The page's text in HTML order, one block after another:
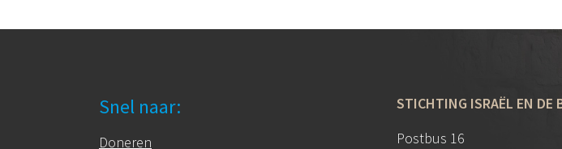
Snel naar:
Doneren
STICHTING ISRAËL EN DE
Postbus 16